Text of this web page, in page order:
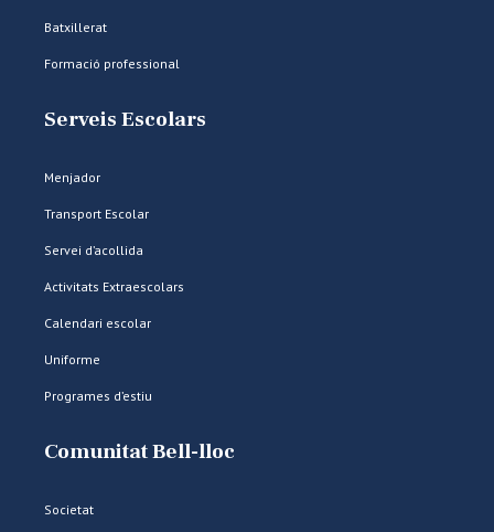
Batxillerat
Formació professional
Serveis Escolars
Menjador
Transport Escolar
Servei d’acollida
Activitats Extraescolars
Calendari escolar
Uniforme
Programes d’estiu
Comunitat Bell-lloc
Societat